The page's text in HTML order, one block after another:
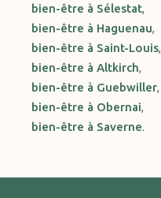
bien-être à Sélestat,
bien-être à Haguenau,
bien-être à Saint-Louis,
bien-être à Altkirch,
bien-être à Guebwiller,
bien-être à Obernai,
bien-être à Saverne.